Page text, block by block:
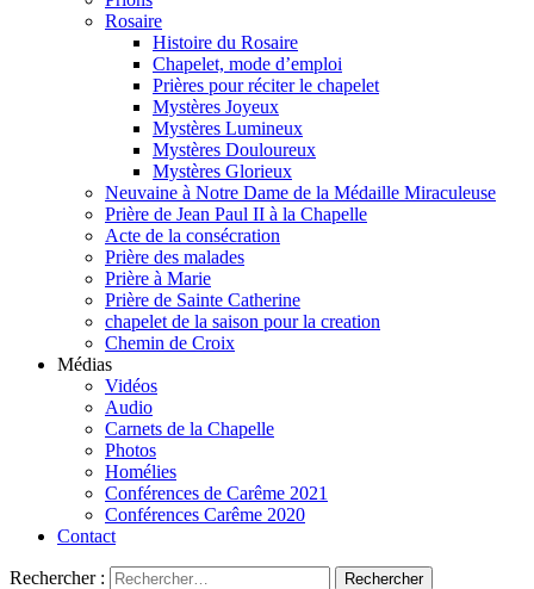
Rosaire
Histoire du Rosaire
Chapelet, mode d’emploi
Prières pour réciter le chapelet
Mystères Joyeux
Mystères Lumineux
Mystères Douloureux
Mystères Glorieux
Neuvaine à Notre Dame de la Médaille Miraculeuse
Prière de Jean Paul II à la Chapelle
Acte de la consécration
Prière des malades
Prière à Marie
Prière de Sainte Catherine
chapelet de la saison pour la creation
Chemin de Croix
Médias
Vidéos
Audio
Carnets de la Chapelle
Photos
Homélies
Conférences de Carême 2021
Conférences Carême 2020
Contact
Rechercher :